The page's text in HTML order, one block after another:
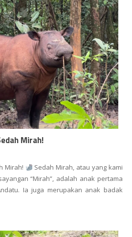
Mirah!
Mirah!
Sedah Mirah, atau yang kami
“Mirah”, adalah anak pertama
Ia juga merupakan anak badak